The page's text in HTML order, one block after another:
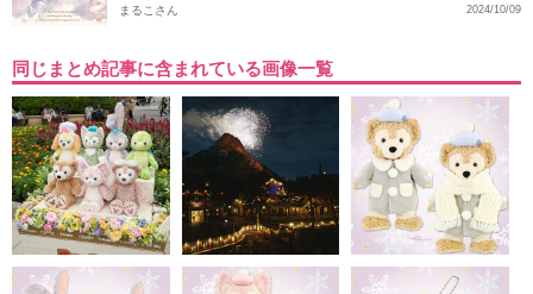
2024/10/09
まるこさん
同じまとめ記事に含まれている画像一覧